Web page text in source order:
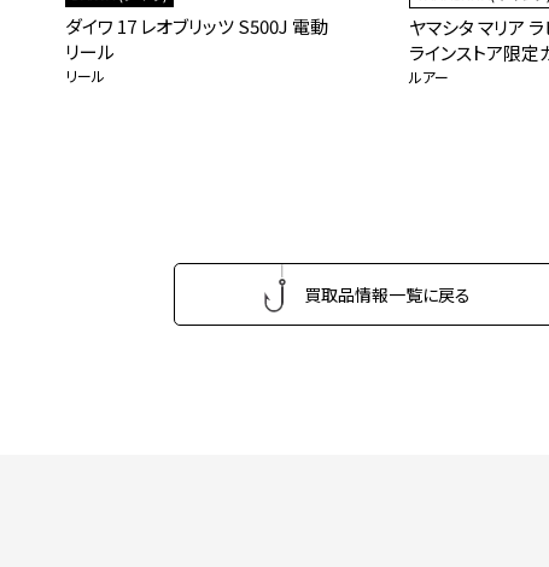
ダイワ 17 レオブリッツ S500J 電動
リール
リール
ヤマシタ マリア
ラインストア限定
ルアー
買取品情報一覧に戻る